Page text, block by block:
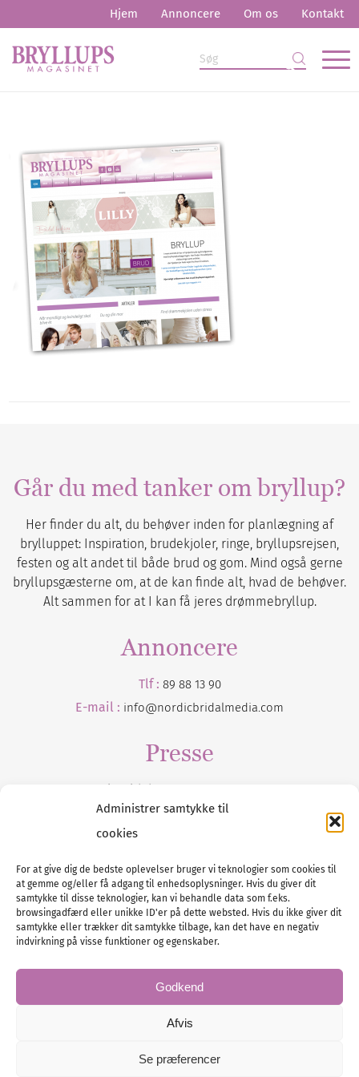
Administrer samtykke til
cookies
For at give dig de bedste oplevelser bruger vi teknologier som cookies til
at gemme og/eller få adgang til enhedsoplysninger. Hvis du giver dit
samtykke til disse teknologier, kan vi behandle data som f.eks.
browsingadfærd eller unikke ID'er på dette websted. Hvis du ikke giver dit
samtykke eller trækker dit samtykke tilbage, kan det have en negativ
indvirkning på visse funktioner og egenskaber.
Godkend
Afvis
Se præferencer
Hjem Annoncere Om os Kontakt
Går du med tanker om bryllup?
Her finder du alt, du behøver inden for planlægning af
brylluppet: Inspiration, brudekjoler, ringe, bryllupsrejsen,
festen og alt andet til både brud og gom. Mind også gerne
bryllupsgæsterne om, at de kan finde alt, hvad de behøver.
Alt sammen for at I kan få jeres drømmebryllup.
Annoncere
Tlf : 89 88 13 90
E-mail : info@nordicbridalmedia.com
Presse
Tilmeld dig vores
Tel :89 88 13 90
E-post:info@nordicbridalmedia.com
Nordic Bridal Media